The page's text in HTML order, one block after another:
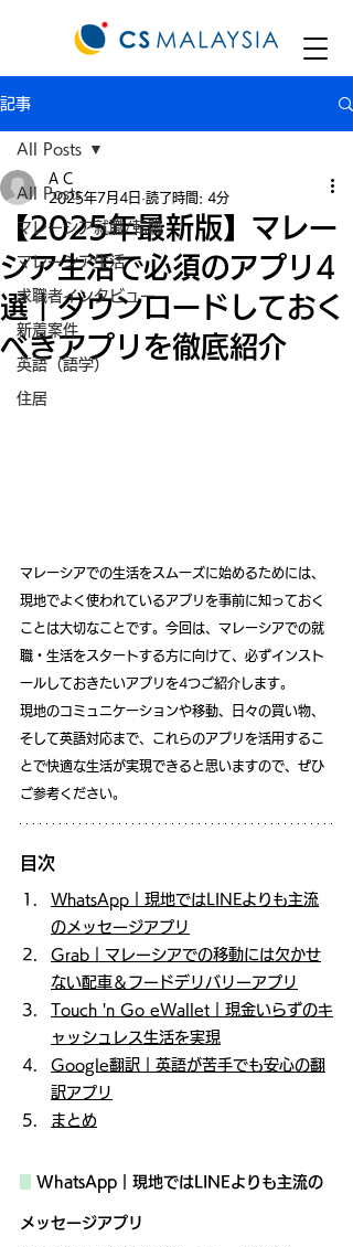
記事
All Posts
マレーシア就職/転職
マレーシア生活
求職者インタビュー
新着案件
英語（語学）
住居
All Posts
【2025年最新版】マレー
シア生活で必須のアプリ4
選｜ダウンロードしておく
べきアプリを徹底紹介
A C
2025年7月4日 読了時間: 4分
マレーシアでの生活をスムーズに始めるためには、
現地でよく使われているアプリを事前に知っておく
ことは大切なことです。今回は、マレーシアでの就
職・生活をスタートする方に向けて、必ずインスト
ールしておきたいアプリを4つご紹介します。
現地のコミュニケーションや移動、日々の買い物、
そして英語対応まで、これらのアプリを活用するこ
とで快適な生活が実現できると思いますので、ぜひ
ご参考ください。
目次
WhatsApp｜現地ではLINEよりも主流
のメッセージアプリ
Grab｜マレーシアでの移動には欠かせ
ない配車＆フードデリバリーアプリ
Touch 'n Go eWallet｜現金いらずのキ
ャッシュレス生活を実現
Google翻訳｜英語が苦手でも安心の翻
訳アプリ
まとめ
WhatsApp｜現地ではLINEよりも主流の
メッセージアプリ